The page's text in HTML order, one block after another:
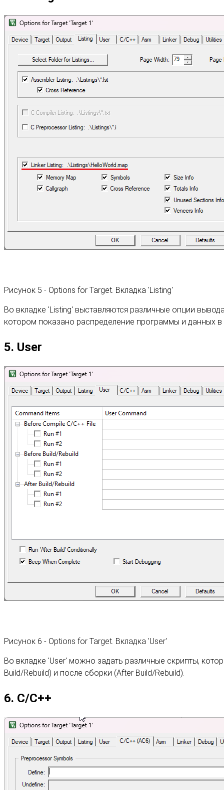
Рисунок 5 - Options for Target. Вкладка 'Listing'
Во вкладке 'Listing' выставляются различные опции
котором показано распределение программы и данных
5. User
Рисунок 6 - Options for Target. Вкладка 'User'
Во вкладке 'User' можно задать различные скрипты,
Build/Rebuild) и после сборки (After Build/Rebuild).
6. C/C++